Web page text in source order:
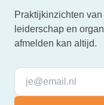
Praktijkinzichten
leiderschap en
afmelden kan altijd.